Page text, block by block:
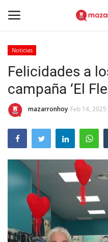
Inicio
Contacto
Noticias
Mazarrón Hoy
Entrevistas
Reportajes
Noticias
Felicidades a
campaña ‘El
mazarronhoy Feb 14, 2025